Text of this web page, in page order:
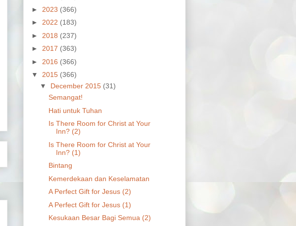
► 2023 (366)
► 2022 (183)
► 2018 (237)
► 2017 (363)
► 2016 (366)
▼ 2015 (366)
▼ December 2015 (31)
Semangat!
Hati untuk Tuhan
Is There Room for Christ at Your
Inn? (2)
Is There Room for Christ at Your
Inn? (1)
Bintang
Kemerdekaan dan Keselamatan
A Perfect Gift for Jesus (2)
A Perfect Gift for Jesus (1)
Kesukaan Besar Bagi Semua (2)